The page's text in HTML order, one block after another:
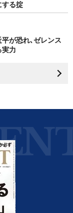
する掟
が恐れ､ゼレンス
実力